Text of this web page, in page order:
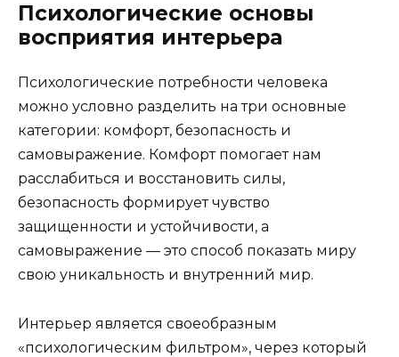
Психологические основы
восприятия интерьера
Психологические потребности человека
можно условно разделить на три основные
категории: комфорт, безопасность и
самовыражение. Комфорт помогает нам
расслабиться и восстановить силы,
безопасность формирует чувство
защищенности и устойчивости, а
самовыражение — это способ показать миру
свою уникальность и внутренний мир.
Интерьер является своеобразным
«психологическим фильтром», через который